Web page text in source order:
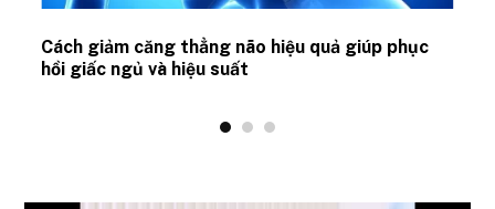
Cách giảm căng thẳng não hiệu quả giúp phục
hồi giấc ngủ và hiệu suất